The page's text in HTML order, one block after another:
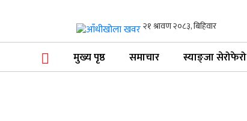
आँधीखोला खवर
मोफसलकै लोकप्रिय अनलाइन पत्रिका
मुख्य पृष्ठ समाचार स्याङ्जा सेरोफेरो